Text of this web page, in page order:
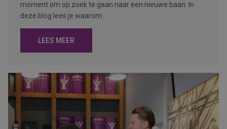
moment om op zoek te gaan naar een nieuwe baan. In
deze blog lees je waarom.
LEES MEER